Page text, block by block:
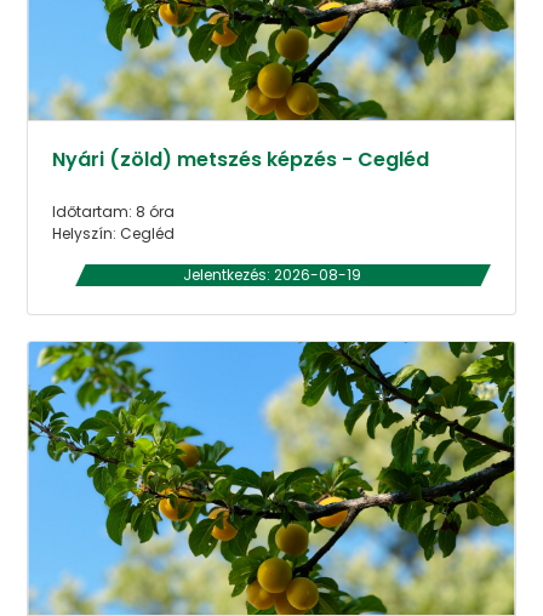
Nyári (zöld) metszés képzés - Cegléd
Időtartam: 8 óra
Helyszín: Cegléd
Jelentkezés: 2026-08-19